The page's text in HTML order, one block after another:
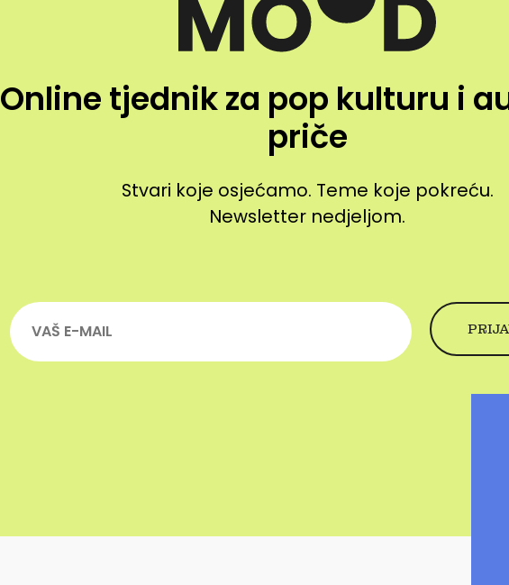
Online tjednik za pop kulturu i
priče
Stvari koje osjećamo. Teme koje pokreću.
Newsletter nedjeljom.